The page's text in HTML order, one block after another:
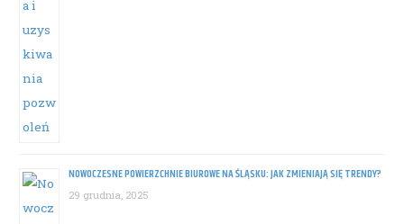
NOWOCZESNE POWIERZCHNIE BIUROWE NA ŚLĄSKU: JAK ZMIENIAJĄ SIĘ TRENDY?
29 grudnia, 2025